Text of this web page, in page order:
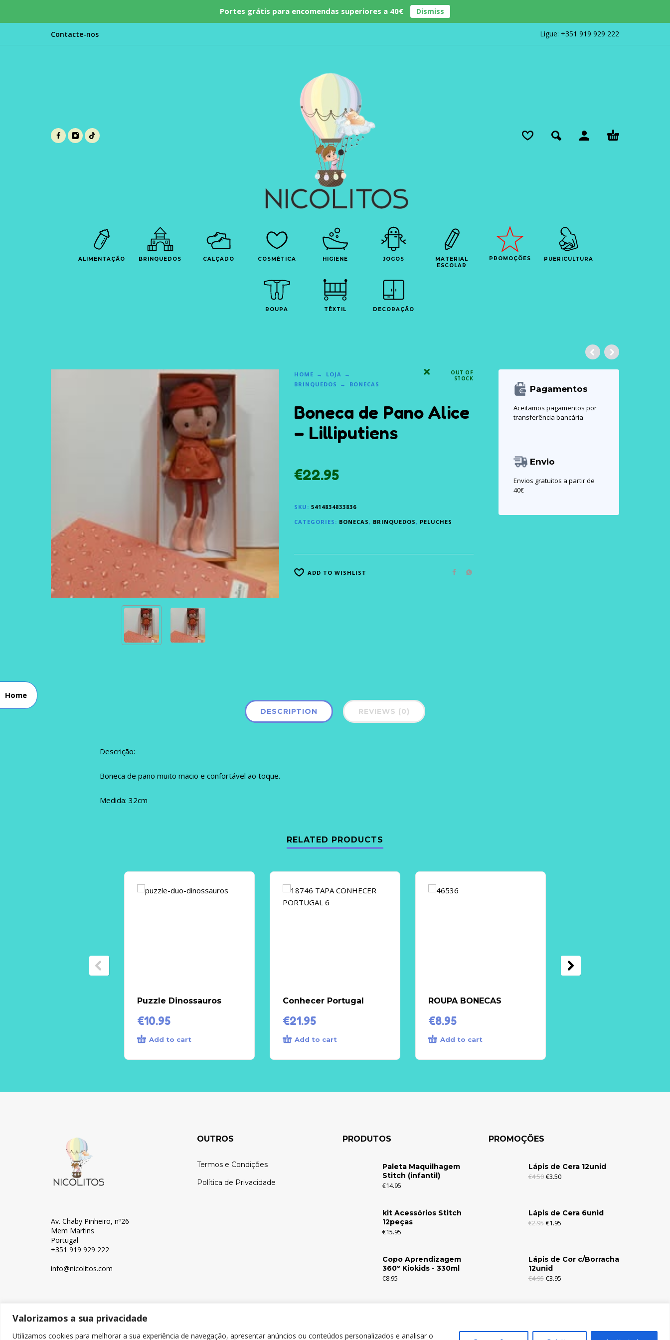
Valorizamos a sua privacidade
Utilizamos cookies para melhorar a sua experiência de navegação, apresentar anúncios ou conteúdos personalizados e analisar o
Portes grátis para encomendas superiores a 40€ Dismiss
Contacte-nos Ligue: +351 919 929 222
ALIMENTAÇÃO BRINQUEDOS CALÇADO COSMÉTICA HIGIENE JOGOS
MATERIAL
ESCOLAR
PROMOÇÕES PUERICULTURA
ROUPA TÊXTIL DECORAÇÃO
HOME
LOJA
BRINQUEDOS
BONECAS
OUT OF
STOCK
Boneca de Pano Alice
– Lilliputiens
€22.95
SKU: 5414834833836
CATEGORIES: BONECAS , BRINQUEDOS , PELUCHES
ADD TO WISHLIST
Pagamentos
Aceitamos pagamentos por
transferência bancária
Envio
Envios gratuitos a partir de
40€
DESCRIPTION REVIEWS (0)
Descrição:
Boneca de pano muito macio e confortável ao toque.
Medida: 32cm
RELATED PRODUCTS
Puzzle Dinossauros
€10.95
Add to cart
Conhecer Portugal
€21.95
Add to cart
ROUPA BONECAS
€8.95
Add to cart
Home
Av. Chaby Pinheiro, nº26
Mem Martins
Portugal
+351 919 929 222
info@nicolitos.com
OUTROS
Termos e Condições
Política de Privacidade
PRODUTOS
Paleta Maquilhagem
Stitch (infantil)
€14.95
kit Acessórios Stitch
12peças
€15.95
Copo Aprendizagem
360º Kiokids - 330ml
€8.95
PROMOÇÕES
Lápis de Cera 12unid
€4.50 €3.50
Lápis de Cera 6unid
€2.95 €1.95
Lápis de Cor c/Borracha
12unid
€4.95 €3.95